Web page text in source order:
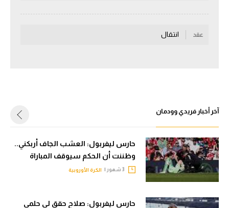
سعودي في الجول
الدوري الإنجليزي
رياضات أخرى
أمم إفريقيا
كرة السلة الأمريكية
كرة سلة
كرة يد
عقد انتقال
آخر أخبار فريدي وودمان
حارس ليفربول: العشب الجاف أربكني..
وظننت أن الحكم سيوقف المباراة
الكرة الأوروبية
حارس ليفربول: صلاح حقق لي حلمي